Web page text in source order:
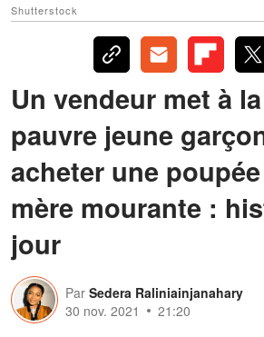
Shutterstock
Un vendeur met à
pauvre jeune
acheter une
mère mourante :
jour
Par Sedera Raliniainjanahary
30 nov. 2021
21:20